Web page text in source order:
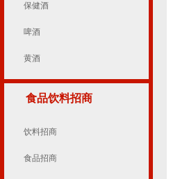
保健酒
啤酒
黄酒
食品饮料招商
饮料招商
食品招商